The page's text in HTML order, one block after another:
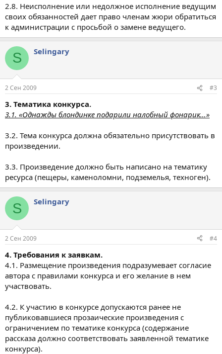
2.8. Неисполнение или недолжное исполнение ведущим
своих обязанностей дает право членам жюри обратиться
к администрации с просьбой о замене ведущего.
S Selingary
2 Сен 2009 #3
3. Тематика конкурса.
3.1. «Однажды блондинке подарили налобный фонарик…»
3.2. Тема конкурса должна обязательно присутствовать в
произведении.
3.3. Произведение должно быть написано на тематику
ресурса (пещеры, каменоломни, подземелья, техноген).
S Selingary
2 Сен 2009 #4
4. Требования к заявкам.
4.1. Размещение произведения подразумевает согласие
автора с правилами конкурса и его желание в нем
участвовать.
4.2. К участию в конкурсе допускаются ранее не
публиковавшиеся прозаические произведения с
ограничением по тематике конкурса (содержание
рассказа должно соответствовать заявленной тематике
конкурса).